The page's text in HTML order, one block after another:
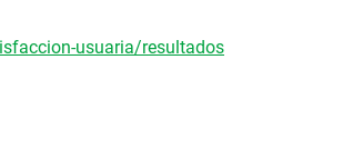
usuaria/resultados